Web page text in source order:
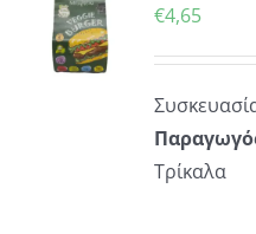
€4,65
Τρίκαλα